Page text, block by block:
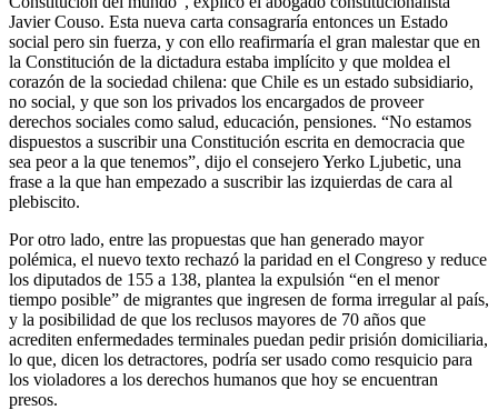
Javier Couso. Esta nueva carta consagraría entonces un Estado
social pero sin fuerza, y con ello reafirmaría el gran malestar que en
la Constitución de la dictadura estaba implícito y que moldea el
corazón de la sociedad chilena: que Chile es un estado subsidiario,
no social, y que son los privados los encargados de proveer
derechos sociales como salud, educación, pensiones. “No estamos
dispuestos a suscribir una Constitución escrita en democracia que
sea peor a la que tenemos”, dijo el consejero Yerko Ljubetic, una
frase a la que han empezado a suscribir las izquierdas de cara al
plebiscito.
Por otro lado, entre las propuestas que han generado mayor
polémica, el nuevo texto rechazó la paridad en el Congreso y reduce
los diputados de 155 a 138, plantea la expulsión “en el menor
tiempo posible” de migrantes que ingresen de forma irregular al país,
y la posibilidad de que los reclusos mayores de 70 años que
acrediten enfermedades terminales puedan pedir prisión domiciliaria,
lo que, dicen los detractores, podría ser usado como resquicio para
los violadores a los derechos humanos que hoy se encuentran
presos.